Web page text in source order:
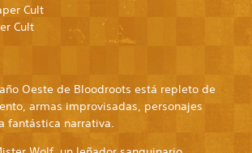
Cult
Cult
Oeste de Bloodroots está repleto de
armas improvisadas, personajes
fantástica narrativa.